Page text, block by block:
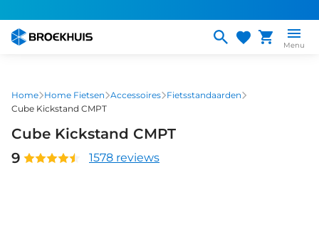
naar
gaan
Menu
Home Home Fietsen Accessoires Fietsstandaarden
Cube Kickstand CMPT
Cube Kickstand CMPT
9
1578 reviews